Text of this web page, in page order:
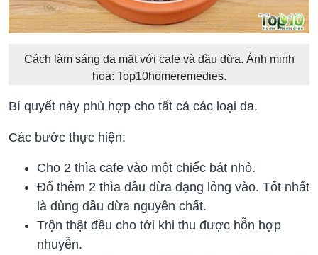
Cách làm sáng da mặt với cafe và dầu dừa. Ảnh minh
họa: Top10homeremedies.
Bí quyết này phù hợp cho tất cả các loại da.
Các bước thực hiện:
Cho 2 thìa cafe vào một chiếc bát nhỏ.
Đổ thêm 2 thìa dầu dừa dạng lỏng vào. Tốt nhất
là dùng dầu dừa nguyên chất.
Trộn thật đều cho tới khi thu được hỗn hợp
nhuyễn.